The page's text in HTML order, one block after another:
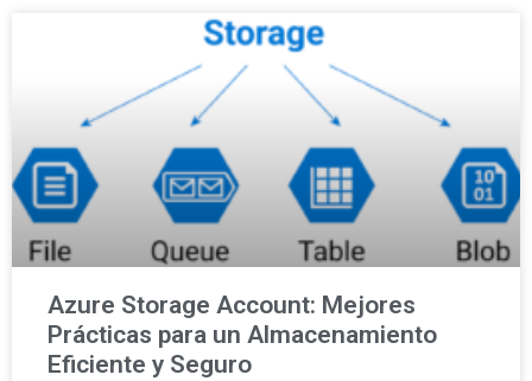
Azure Storage Account: Mejores
Prácticas para un Almacenamiento
Eficiente y Seguro